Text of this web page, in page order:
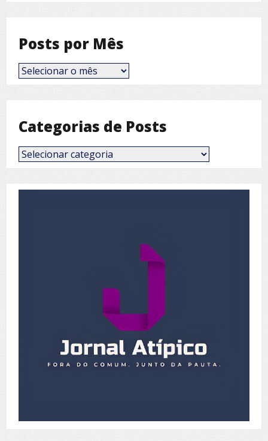
Posts por Mês
Posts
por
Categorias de Posts
Categorias
de